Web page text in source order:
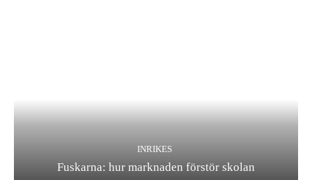
INRIKES
Fuskarna: hur marknaden förstör skolan